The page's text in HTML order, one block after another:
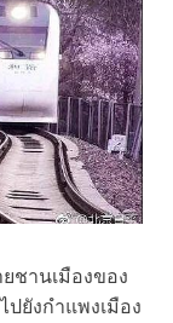
ชานเมืองของ
ปยังกำแพงเมือง